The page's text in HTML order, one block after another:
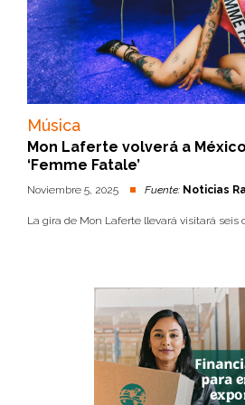
Música
Mon Laferte volverá a
‘Femme Fatale’
Noviembre 5, 2025 Fuente: Noticias
La gira de Mon Laferte llevará visitará seis